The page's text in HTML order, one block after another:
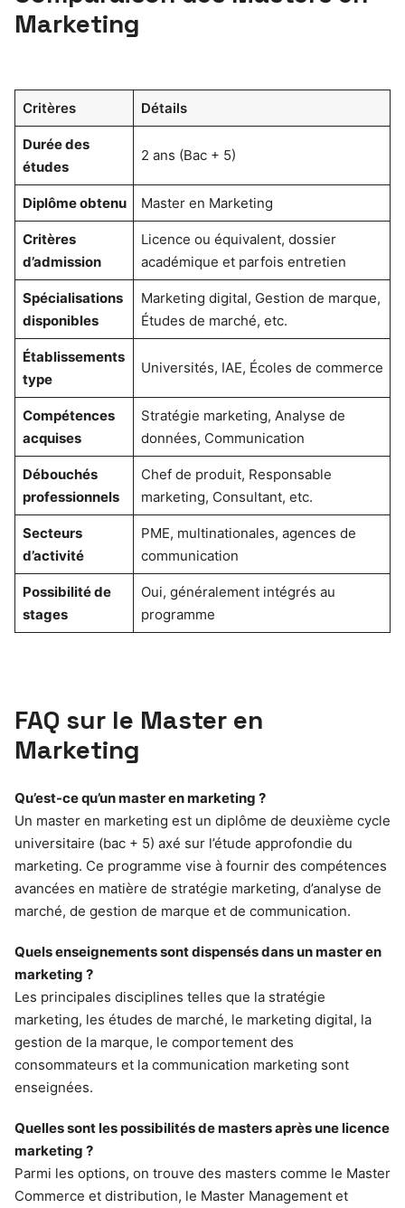
Marketing
Critères Détails
Durée des
études
2 ans (Bac + 5)
Diplôme obtenu Master en Marketing
Critères
d’admission
Licence ou équivalent, dossier
académique et parfois entretien
Spécialisations
disponibles
Marketing digital, Gestion de marque,
Études de marché, etc.
Établissements
type
Universités, IAE, Écoles de commerce
Compétences
acquises
Stratégie marketing, Analyse de
données, Communication
Débouchés
professionnels
Chef de produit, Responsable
marketing, Consultant, etc.
Secteurs
d’activité
PME, multinationales, agences de
communication
Possibilité de
stages
Oui, généralement intégrés au
programme
FAQ sur le Master en
Marketing
Qu’est-ce qu’un master en marketing ?
Un master en marketing est un diplôme de deuxième cycle
universitaire (bac + 5) axé sur l’étude approfondie du
marketing. Ce programme vise à fournir des compétences
avancées en matière de stratégie marketing, d’analyse de
marché, de gestion de marque et de communication.
Quels enseignements sont dispensés dans un master en
marketing ?
Les principales disciplines telles que la stratégie
marketing, les études de marché, le marketing digital, la
gestion de la marque, le comportement des
consommateurs et la communication marketing sont
enseignées.
Quelles sont les possibilités de masters après une licence
marketing ?
Parmi les options, on trouve des masters comme le Master
Commerce et distribution, le Master Management et